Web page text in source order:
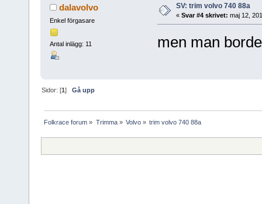
dalavolvo
Enkel förgasare
Antal inlägg: 11
SV: trim volvo 740 88a
« Svar #4 skrivet: maj 12,
men man
Sidor: [1]Gå upp
Folkrace forum » Trimma» Volvo» trim volvo 740 88a